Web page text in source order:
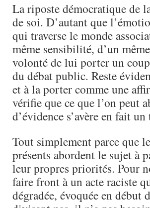
La riposte démocratique de
de soi. D’autant que
qui traverse le monde
même sensibilité, d’un
volonté de lui porter un
du débat public. Reste
et à la porter comme une
vérifie que ce que l’on peut
d’évidence s’avère en fait
Tout simplement parce que
présents abordent le sujet à
leur propres priorités. Pour
faire front à un acte raciste
dégradée, évoquée en début